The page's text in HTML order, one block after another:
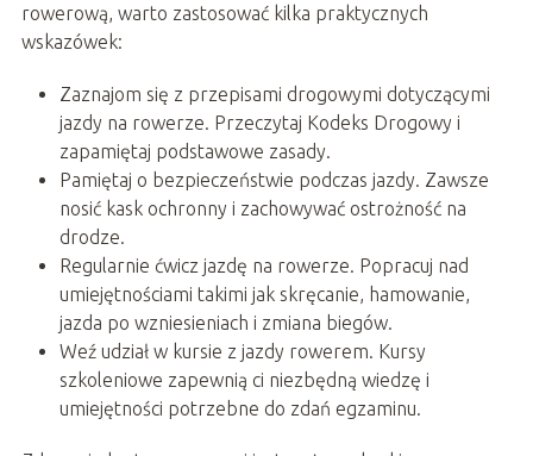
rowerową, warto zastosować kilka praktycznych
wskazówek:
Zaznajom się z przepisami drogowymi dotyczącymi
jazdy na rowerze. Przeczytaj Kodeks Drogowy i
zapamiętaj podstawowe zasady.
Pamiętaj o bezpieczeństwie podczas jazdy. Zawsze
nosić kask ochronny i zachowywać ostrożność na
drodze.
Regularnie ćwicz jazdę na rowerze. Popracuj nad
umiejętnościami takimi jak skręcanie, hamowanie,
jazda po wzniesieniach i zmiana biegów.
Weź udział w kursie z jazdy rowerem. Kursy
szkoleniowe zapewnią ci niezbędną wiedzę i
umiejętności potrzebne do zdań egzaminu.